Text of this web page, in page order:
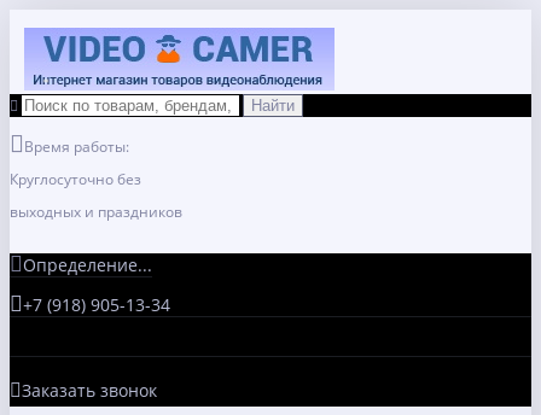
Время работы:
Круглосуточно без
выходных и праздников
Определение...
+7 (918) 905-13-34
Заказать звонок